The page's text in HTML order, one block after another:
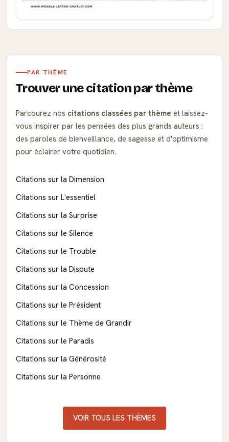
PAR THÈME
Trouver une citation par thème
Parcourez nos citations classées par thème et laissez-
vous inspirer par les pensées des plus grands auteurs :
des paroles de bienveillance, de sagesse et d'optimisme
pour éclairer votre quotidien.
Citations sur la Dimension
Citations sur L'essentiel
Citations sur la Surprise
Citations sur le Silence
Citations sur le Trouble
Citations sur la Dispute
Citations sur la Concession
Citations sur le Président
Citations sur le Thème de Grandir
Citations sur le Paradis
Citations sur la Générosité
Citations sur la Personne
VOIR TOUS LES THÈMES